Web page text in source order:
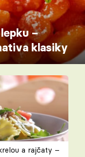
–
klasiky
a rajčaty –